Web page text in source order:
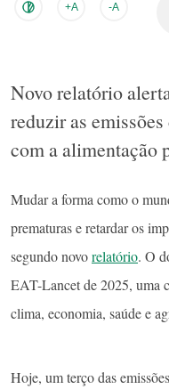
+A -A
Novo relatório
reduzir as
com a alimentação
Mudar a forma como o
prematuras e retardar os
segundo novorelatório. O
EAT-Lancet de 2025, uma
clima, economia, saúde e
Hoje, um terço das